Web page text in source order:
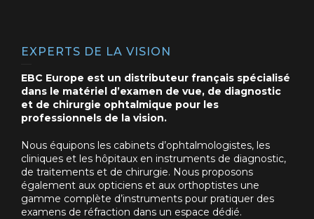
EXPERTS DE LA VISION
EBC Europe est un distributeur français spécialisé
dans le matériel d’examen de vue, de diagnostic
et de chirurgie ophtalmique pour les
professionnels de la vision.
Nous équipons les cabinets d’ophtalmologistes, les
cliniques et les hôpitaux en instruments de diagnostic,
de traitements et de chirurgie. Nous proposons
également aux opticiens et aux orthoptistes une
gamme complète d’instruments pour pratiquer des
examens de réfraction dans un espace dédié.